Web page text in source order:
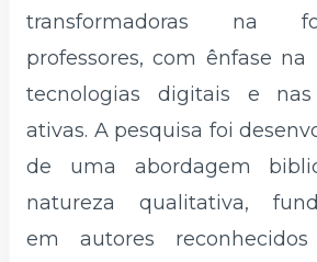
transformadoras na
professores, com ênfase na
tecnologias digitais e nas
ativas. A pesquisa foi
de uma abordagem
natureza qualitativa,
em autores